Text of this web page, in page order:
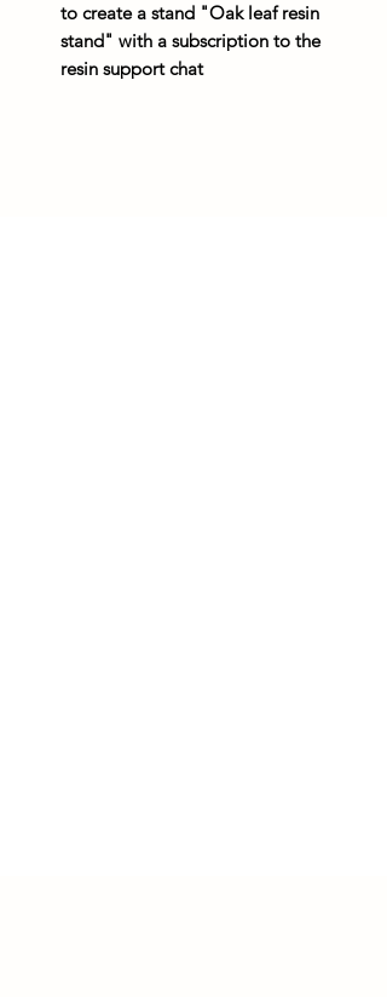
to create a stand "Oak leaf resin
stand" with a subscription to the
resin support chat